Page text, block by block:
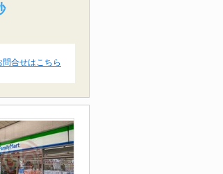
問合せはこちら